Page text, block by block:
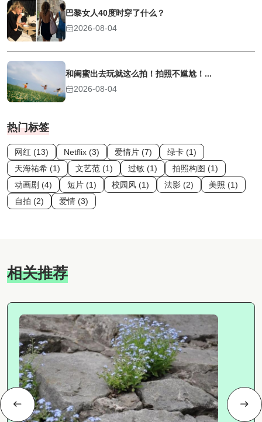
巴黎女人40度时穿了什么？
2026-08-04
和闺蜜出去玩就这么拍！拍照不尴尬！...
2026-08-04
热门标签
网红 (13) Netflix (3) 爱情片 (7)
绿卡 (1)
天海祐希 (1)
文艺范 (1) 过敏 (1)
拍照构图 (1)
动画剧 (4)
短片 (1) 校园风 (1) 法影 (2)
美照 (1)
自拍 (2)
爱情 (3)
相关推荐